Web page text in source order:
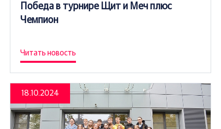
Победа в турнире Щит и Меч плюс
Чемпион
Читать новость
18.10.2024